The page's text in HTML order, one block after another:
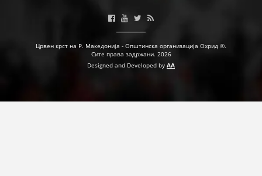
ПОСТЕРИ
ПРЕЗЕНТАЦИИ
Црвен крст на Р. Македонија - Општинска организација Охрид ©.
Сите права задржани. 2026
Designed and Developed by AA